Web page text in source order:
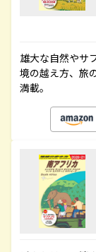
雄大な自然やサ
境の越え方、旅
満載。